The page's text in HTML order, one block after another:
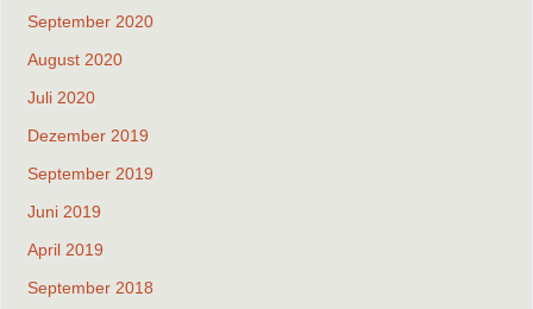
September 2020
August 2020
Juli 2020
Dezember 2019
September 2019
Juni 2019
April 2019
September 2018